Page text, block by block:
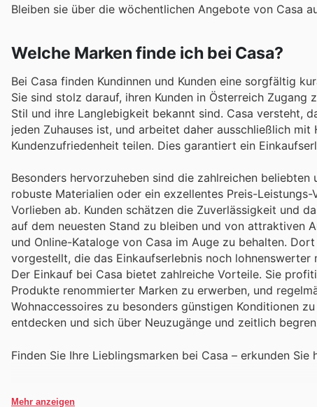
Bleiben sie über die wöchentlichen Angebote von Casa
Welche Marken finde ich bei Casa?
Bei Casa finden Kundinnen und Kunden eine sorgfältig
Sie sind stolz darauf, ihren Kunden in Österreich
Stil und ihre Langlebigkeit bekannt sind. Casa versteht,
jeden Zuhauses ist, und arbeitet daher ausschließlich
Kundenzufriedenheit teilen. Dies garantiert ein
Besonders hervorzuheben sind die zahlreichen
robuste Materialien oder ein exzellentes Preis-
Vorlieben ab. Kunden schätzen die Zuverlässigkeit und
auf dem neuesten Stand zu bleiben und von attraktiven
und Online-Kataloge von Casa im Auge zu behalten.
vorgestellt, die das Einkaufserlebnis noch lohnenswerter
Der Einkauf bei Casa bietet zahlreiche Vorteile. Sie
Produkte renommierter Marken zu erwerben, und
Wohnaccessoires zu besonders günstigen Konditionen
entdecken und sich über Neuzugänge und zeitlich
Finden Sie Ihre Lieblingsmarken bei Casa – erkunden Sie
Mehr anzeigen